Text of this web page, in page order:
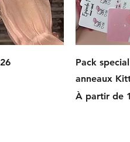
Pack
anneaux
À partir de
Prix